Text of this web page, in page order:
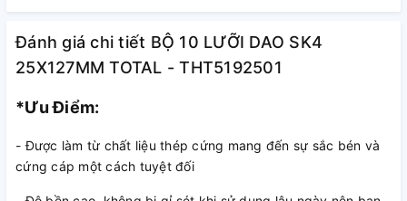
- Nhà sản xuất: TOTAL TOOLS CO., LIMITED
Đánh giá chi tiết BỘ 10 LƯỠI DAO SK4
25X127MM TOTAL - THT5192501
*Ưu Điểm:
- Được làm từ chất liệu thép cứng mang đến sự sắc bén và
cứng cáp một cách tuyệt đối